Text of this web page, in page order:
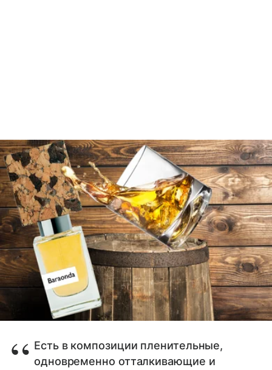
Есть в композиции пленительные,
одновременно отталкивающие и